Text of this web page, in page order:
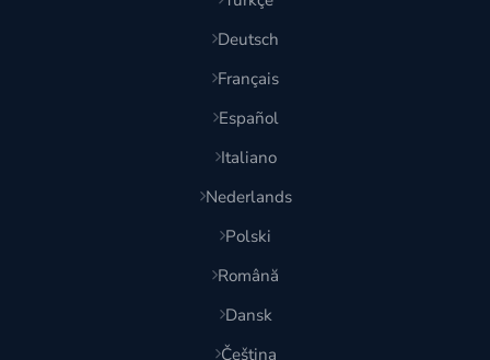
Deutsch
Français
Español
Italiano
Nederlands
Polski
Română
Dansk
Čeština